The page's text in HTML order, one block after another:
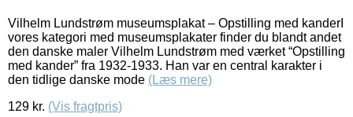
Vilhelm Lundstrøm museumsplakat – Opstilling med kanderI
vores kategori med museumsplakater finder du blandt andet
den danske maler Vilhelm Lundstrøm med værket “Opstilling
med kander” fra 1932-1933. Han var en central karakter i
den tidlige danske mode (Læs mere)
129 kr. (Vis fragtpris)